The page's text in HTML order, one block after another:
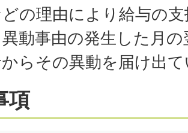
の理由により給与の
動事由の発生した月
らその異動を届け出
項